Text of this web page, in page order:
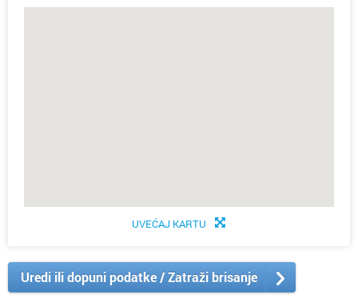
UVEĆAJ KARTU
Uredi ili dopuni podatke / Zatraži brisanje